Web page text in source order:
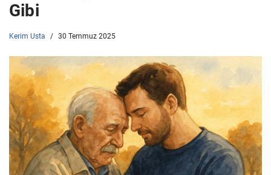
Gibi
Kerim Usta 30 Temmuz 2025